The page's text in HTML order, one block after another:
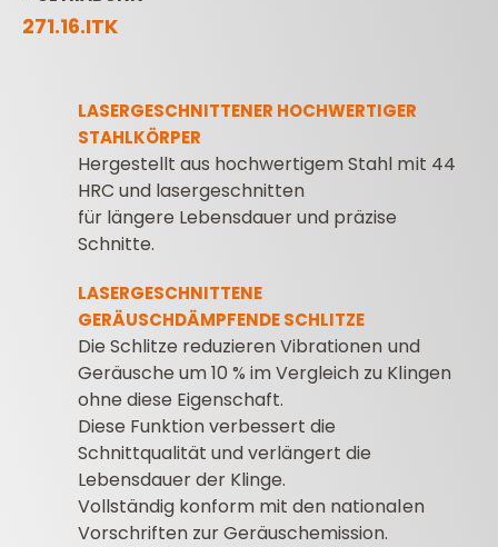
271.16.ITK
LASERGESCHNITTENER HOCHWERTIGER
STAHLKÖRPER
Hergestellt aus hochwertigem Stahl mit 44
HRC und lasergeschnitten
für längere Lebensdauer und präzise
Schnitte.
LASERGESCHNITTENE
GERÄUSCHDÄMPFENDE SCHLITZE
Die Schlitze reduzieren Vibrationen und
Geräusche um 10 % im Vergleich zu Klingen
ohne diese Eigenschaft.
Diese Funktion verbessert die
Schnittqualität und verlängert die
Lebensdauer der Klinge.
Vollständig konform mit den nationalen
Vorschriften zur Geräuschemission.